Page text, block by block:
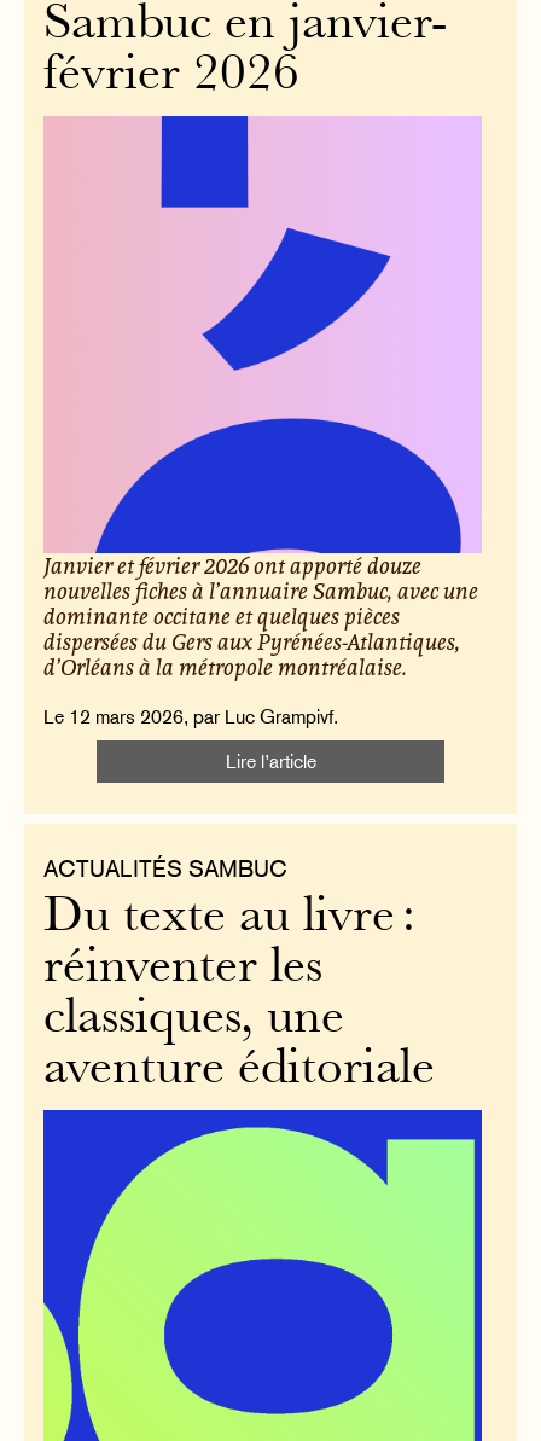
Sambuc en janvier-
février 2026
Janvier et février 2026 ont apporté douze
nouvelles fiches à l’annuaire Sambuc, avec une
dominante occitane et quelques pièces
dispersées du Gers aux Pyrénées-Atlantiques,
d’Orléans à la métropole montréalaise.
Le 12 mars 2026, par Luc Grampivf.
Lire l’article
ACTUALITÉS SAMBUC
Du texte au livre :
réinventer les
classiques, une
aventure éditoriale